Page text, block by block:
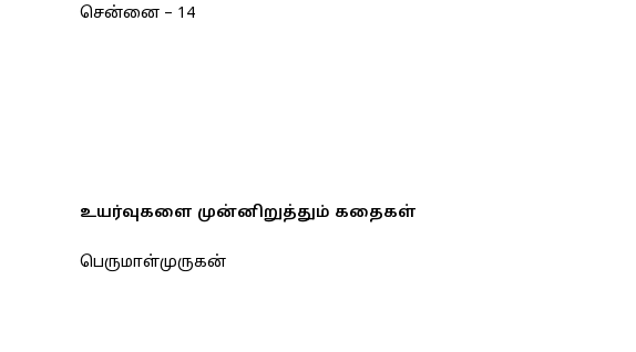
சென்னை – 14
உயர்வுகளை முன்னிறுத்தும் கதைகள்
பெருமாள்முருகன்